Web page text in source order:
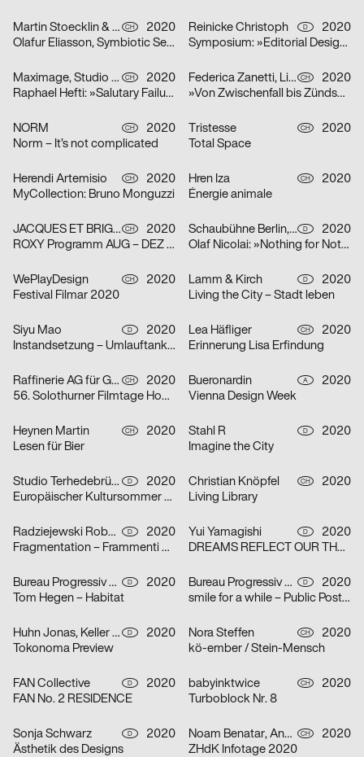
Martin Stoecklin & Melina Wilson CH
2020
Olafur Eliasson, Symbiotic Seeing, Kunsthaus Zürich
Reinicke Christoph D
2020
Symposium: »Editorial Design Now«
Maximage, Studio Raphael Hefti CH
2020
Raphael Hefti: »Salutary Failures«
Federica Zanetti, Linggi Annina CH
2020
»Von Zwischenfall bis Zündschnur« – Sammlungsausstellung der Hochschule Luzern – Design & Kunst
NORM CH
2020
Norm – It’s not complicated
Tristesse CH
2020
Total Space
Herendi Artemisio CH
2020
MyCollection: Bruno Monguzzi
Hren Iza CH
2020
Énergie animale
JACQUES ET BRIGITTE CH
2020
ROXY Programm AUG – DEZ 2020
Schaubühne Berlin, Olaf Nicolai D
2020
Olaf Nicolai: »Nothing for Nothing/Try again«
WePlayDesign CH
2020
Festival Filmar 2020
Lamm & Kirch D
2020
Living the City – Stadt leben
Siyu Mao D
2020
Instandsetzung – Umlauftank 2
Lea Häfliger CH
2020
Erinnerung Lisa Erfindung
Raffinerie AG für Gestaltung CH
2020
56. Solothurner Filmtage Home Edition
Bueronardin A
2020
Vienna Design Week
Heynen Martin CH
2020
Lesen für Bier
Stahl R D
2020
Imagine the City
Studio Terhedebrügge D
2020
Europäischer Kultursommer Fellbach
Christian Knöpfel CH
2020
Living Library
Radziejewski Robert D
2020
Fragmentation – Frammenti di Due
Yui Yamagishi D
2020
DREAMS REFLECT OUR THOUGHTS
Bureau Progressiv visuelle Kommunikation D
2020
Tom Hegen – Habitat
Bureau Progressiv visuelle Kommunikation D
2020
smile for a while – Public Poster Gallery Reloaded
Huhn Jonas, Keller Dominik D
2020
Tokonoma Preview
Nora Steffen CH
2020
kö-ember / Stein-Mensch
FAN Collective D
2020
FAN No. 2 RESIDENCE
babyinktwice CH
2020
Turboblock Nr. 8
Sonja Schwarz D
2020
Ästhetik des Designs
Noam Benatar, Anamaria Fernandez, Vilté Jurgutyté, Keller Samara CH
2020
ZHdK Infotage 2020